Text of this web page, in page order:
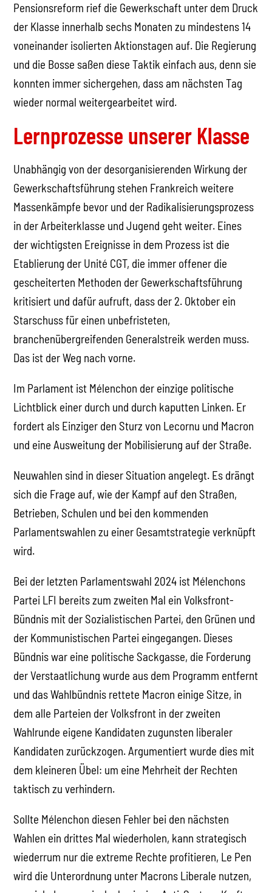
Pensionsreform rief die Gewerkschaft unter dem Druck
der Klasse innerhalb sechs Monaten zu mindestens 14
voneinander isolierten Aktionstagen auf. Die Regierung
und die Bosse saßen diese Taktik einfach aus, denn sie
konnten immer sichergehen, dass am nächsten Tag
wieder normal weitergearbeitet wird.
Lernprozesse unserer Klasse
Unabhängig von der desorganisierenden Wirkung der
Gewerkschaftsführung stehen Frankreich weitere
Massenkämpfe bevor und der Radikalisierungsprozess
in der Arbeiterklasse und Jugend geht weiter. Eines
der wichtigsten Ereignisse in dem Prozess ist die
Etablierung der Unité CGT, die immer offener die
gescheiterten Methoden der Gewerkschaftsführung
kritisiert und dafür aufruft, dass der 2. Oktober ein
Starschuss für einen unbefristeten,
branchenübergreifenden Generalstreik werden muss.
Das ist der Weg nach vorne.
Im Parlament ist Mélenchon der einzige politische
Lichtblick einer durch und durch kaputten Linken. Er
fordert als Einziger den Sturz von Lecornu und Macron
und eine Ausweitung der Mobilisierung auf der Straße.
Neuwahlen sind in dieser Situation angelegt. Es drängt
sich die Frage auf, wie der Kampf auf den Straßen,
Betrieben, Schulen und bei den kommenden
Parlamentswahlen zu einer Gesamtstrategie verknüpft
wird.
Bei der letzten Parlamentswahl 2024 ist Mélenchons
Partei LFI bereits zum zweiten Mal ein Volksfront-
Bündnis mit der Sozialistischen Partei, den Grünen und
der Kommunistischen Partei eingegangen. Dieses
Bündnis war eine politische Sackgasse, die Forderung
der Verstaatlichung wurde aus dem Programm entfernt
und das Wahlbündnis rettete Macron einige Sitze, in
dem alle Parteien der Volksfront in der zweiten
Wahlrunde eigene Kandidaten zugunsten liberaler
Kandidaten zurückzogen. Argumentiert wurde dies mit
dem kleineren Übel: um eine Mehrheit der Rechten
taktisch zu verhindern.
Sollte Mélenchon diesen Fehler bei den nächsten
Wahlen ein drittes Mal wiederholen, kann strategisch
wiederrum nur die extreme Rechte profitieren, Le Pen
wird die Unterordnung unter Macrons Liberale nutzen,